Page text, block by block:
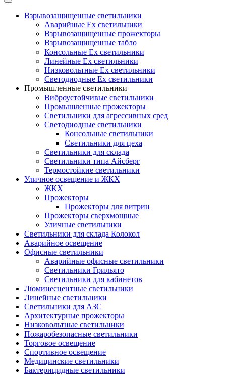
Взрывозащищенные светильники
Аварийные Ex светильники
Взрывозащищенные прожекторы
Взрывозащищенные табло
Консольные Ех светильники
Линейные Ex светильники
Низковольтные Ex светильники
Светодиодные Ex светильники
Промышленные светильники
Виброустойчивые светильники
Промышленные прожекторы
Светильники для агрессивных сред
Светодиодные светильники
Консольные светильники
Светильники для цеха
Светильники для склада
Светильники типа Айсберг
Термостойкие светильники
Уличное освещение и ЖКХ
ЖКХ
Прожекторы
Прожекторы для витрин
Прожекторы сверхмощные
Уличные светильники
Светильники для склада Колокол
Аварийное освещение
Офисные светильники
Аварийные офисные светильники
Светильники Грильято
Светильники для кабинетов
Люминесцентные светильники
Линейные светильники
Светильники для АЗС
Архитектурные прожекторы
Низковольтные светильники
Пожаробезопасные светильники
Торговое освещение
Спортивное освещение
Медицинские светильники
Бактерицидные светильники